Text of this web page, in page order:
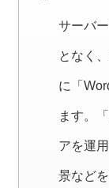
サーバ
となく
に「
ます。
アを運
景など